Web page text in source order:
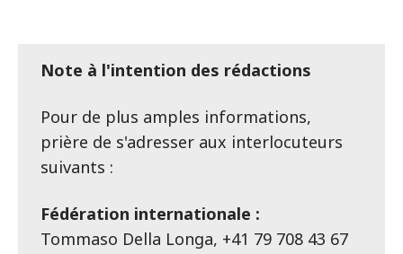
Note à l'intention des rédactions
Pour de plus amples informations,
prière de s'adresser aux interlocuteurs
suivants :
Fédération internationale :
Tommaso Della Longa, +41 79 708 43 67